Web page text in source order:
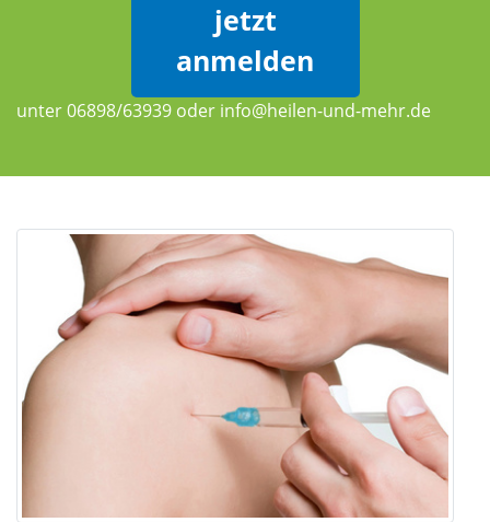
jetzt
anmelden
unter 06898/63939 oder info@heilen-und-mehr.de